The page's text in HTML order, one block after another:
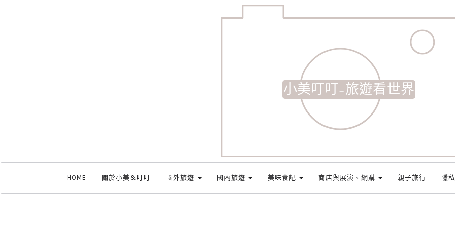
小美叮叮-旅遊看世界
HOME 關於小美&叮叮 國外旅遊 國內旅遊 美味食記 商店與展演、網購 親子旅行 隱